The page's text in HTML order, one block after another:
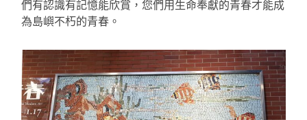
們有認識有記憶能欣賞，您們用生命奉獻的青春才能成
為島嶼不朽的青春。